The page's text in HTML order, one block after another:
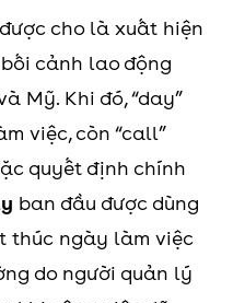
cho là xuất hiện
cảnh lao động
Mỹ. Khi đó, “day”
việc, còn “call”
quyết định chính
ban đầu được dùng
thúc ngày làm việc
do người quản lý